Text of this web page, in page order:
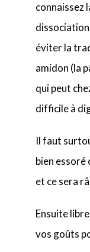
connaissez
éviter la
amidon (la
qui peut
difficile à
Il faut
bien essoré
et ce sera
Ensuite
vos goûts